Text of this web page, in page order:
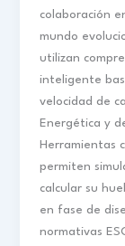
colaboración
mundo
utilizan
inteligente
velocidad de
Energética y
Herramientas
permiten
calcular su
en fase de
normativas